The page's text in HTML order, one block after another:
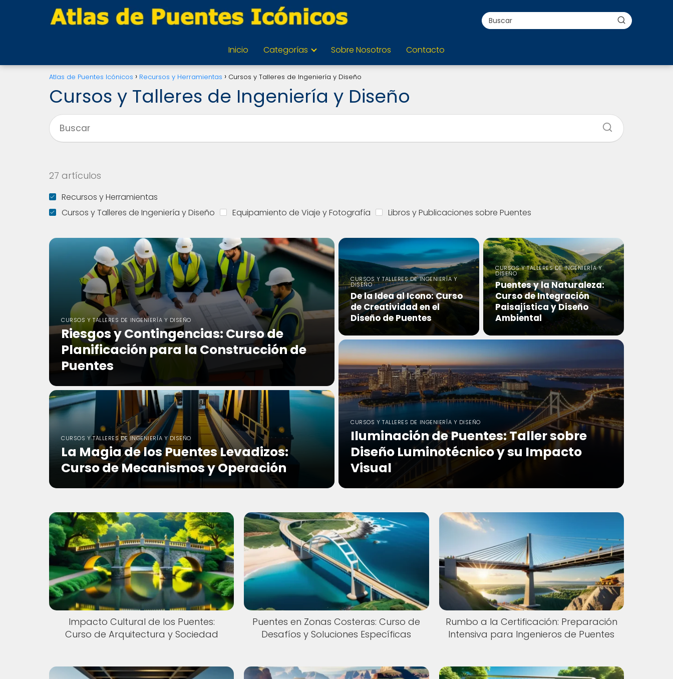
Inicio Categorías Sobre Nosotros Contacto
Atlas de Puentes Icónicos Recursos y Herramientas Cursos y Talleres de Ingeniería y Diseño
Cursos y Talleres de Ingeniería y Diseño
27 artículos
Recursos y Herramientas
Cursos y Talleres de Ingeniería y Diseño
Equipamiento de Viaje y Fotografía Libros y Publicaciones sobre Puentes
CURSOS Y TALLERES DE INGENIERÍA Y DISEÑO
Riesgos y Contingencias: Curso de
Planificación para la Construcción de
Puentes
CURSOS Y TALLERES DE INGENIERÍA Y
DISEÑO
De la Idea al Icono: Curso
de Creatividad en el
Diseño de Puentes
CURSOS Y TALLERES DE INGENIERÍA Y DISEÑO
La Magia de los Puentes Levadizos:
Curso de Mecanismos y Operación
CURSOS Y TALLERES DE INGENIERÍA Y
DISEÑO
Puentes y la Naturaleza:
Curso de Integración
Paisajística y Diseño
Ambiental
CURSOS Y TALLERES DE INGENIERÍA Y DISEÑO
Iluminación de Puentes: Taller sobre
Diseño Luminotécnico y su Impacto
Visual
Impacto Cultural de los Puentes:
Curso de Arquitectura y Sociedad
Puentes en Zonas Costeras: Curso de
Desafíos y Soluciones Específicas
Rumbo a la Certificación: Preparación
Intensiva para Ingenieros de Puentes